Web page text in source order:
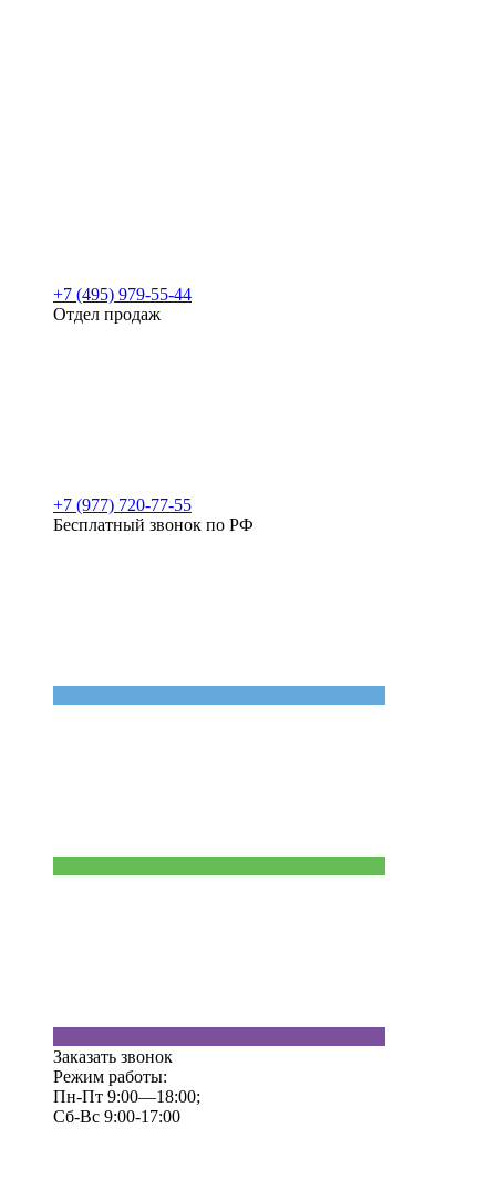
+7 (495) 979-55-44
Отдел продаж
+7 (977) 720-77-55
Бесплатный звонок по РФ
Заказать звонок
Режим работы:
Пн-Пт 9:00—18:00;
Сб-Вс 9:00-17:00